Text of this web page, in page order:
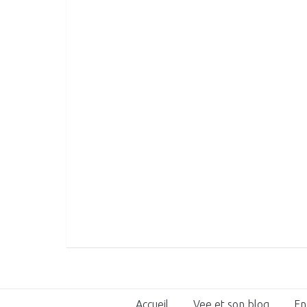
Accueil Vee et son blog